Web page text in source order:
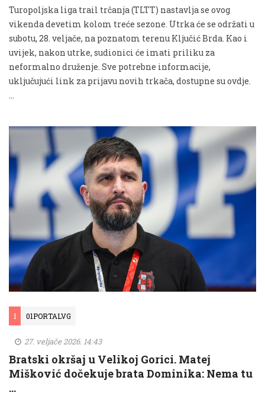
Turopoljska liga trail trčanja (TLTT) nastavlja se ovog
vikenda devetim kolom treće sezone. Utrka će se održati u
subotu, 28. veljače, na poznatom terenu Ključić Brda. Kao i
uvijek, nakon utrke, sudionici će imati priliku za
neformalno druženje. Sve potrebne informacije,
uključujući link za prijavu novih trkača, dostupne su ovdje.
…
I 01PORTALVG
27. veljače 2026. 14:43
Bratski okršaj u Velikoj Gorici. Matej
Mišković dočekuje brata Dominika: Nema tu
…